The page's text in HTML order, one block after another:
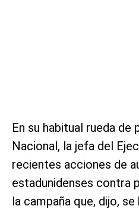
En su habitual rueda de
Nacional, la jefa del
recientes acciones de
estadunidenses contra
la campaña que, dijo,